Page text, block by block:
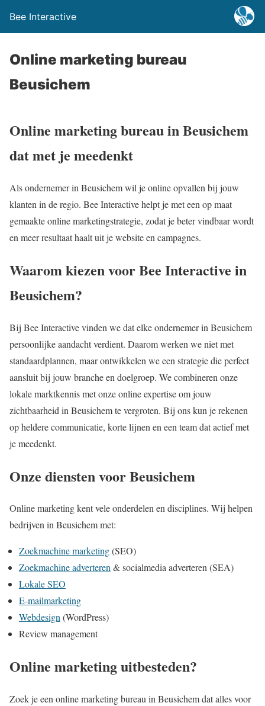
Bee Interactive
Online marketing bureau
Beusichem
Online marketing bureau in Beusichem
dat met je meedenkt
Als ondernemer in Beusichem wil je online opvallen bij jouw
klanten in de regio. Bee Interactive helpt je met een op maat
gemaakte online marketingstrategie, zodat je beter vindbaar wordt
en meer resultaat haalt uit je website en campagnes.
Waarom kiezen voor Bee Interactive in
Beusichem?
Bij Bee Interactive vinden we dat elke ondernemer in Beusichem
persoonlijke aandacht verdient. Daarom werken we niet met
standaardplannen, maar ontwikkelen we een strategie die perfect
aansluit bij jouw branche en doelgroep. We combineren onze
lokale marktkennis met onze online expertise om jouw
zichtbaarheid in Beusichem te vergroten. Bij ons kun je rekenen
op heldere communicatie, korte lijnen en een team dat actief met
je meedenkt.
Onze diensten voor Beusichem
Online marketing kent vele onderdelen en disciplines. Wij helpen
bedrijven in Beusichem met:
Zoekmachine marketing(SEO)
Zoekmachine adverteren& socialmedia adverteren (SEA)
Lokale SEO
E-mailmarketing
Webdesign(WordPress)
Review management
Online marketing uitbesteden?
Zoek je een online marketing bureau in Beusichem dat alles voor